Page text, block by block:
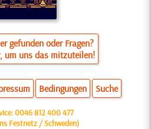
gefunden oder Fragen?
um uns das mitzuteilen!
Bedingungen Suche
0046 812 400 477
Festnetz / Schweden)